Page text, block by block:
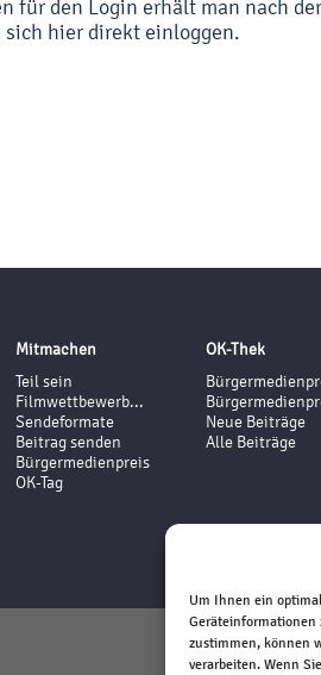
Um Ihnen ein
Geräteinformationen
zustimmen, können
verarbeiten. Wenn
für den Login erhält man nach
hier direkt einloggen.
Mitmachen
Teil sein
Filmwettbewerb...
Sendeformate
Beitrag senden
Bürgermedienpreis
OK-Tag
OK-Thek
Neue Beiträge
Alle Beiträge